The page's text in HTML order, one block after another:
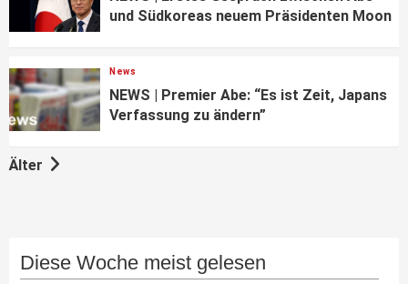
und Südkoreas neuem Präsidenten Moon
News
NEWS | Premier Abe: “Es ist Zeit, Japans
Verfassung zu ändern”
Älter
Diese Woche meist gelesen